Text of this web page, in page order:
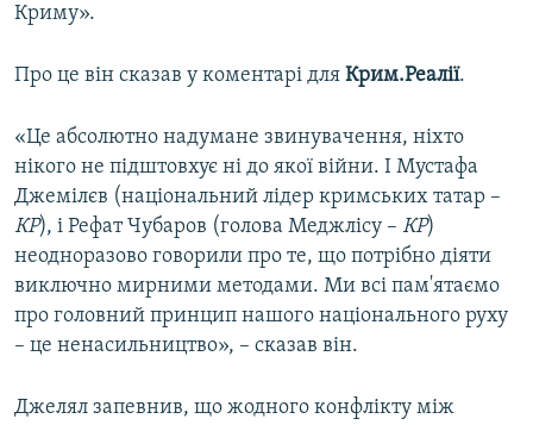
СВІДЧЕННЯ ОКУПАЦІЇ
Qırımtatar
Усі сайти RFE/RL
Криму».
Про це він сказав у коментарі для Крим.Реалії.
«Це абсолютно надумане звинувачення, ніхто
нікого не підштовхує ні до якої війни. І Мустафа
Джемілєв (національний лідер кримських татар –
КР), і Рефат Чубаров (голова Меджлісу – КР)
неодноразово говорили про те, що потрібно діяти
виключно мирними методами. Ми всі пам'ятаємо
про головний принцип нашого національного руху
– це ненасильництво», – сказав він.
Джелял запевнив, що жодного конфлікту між